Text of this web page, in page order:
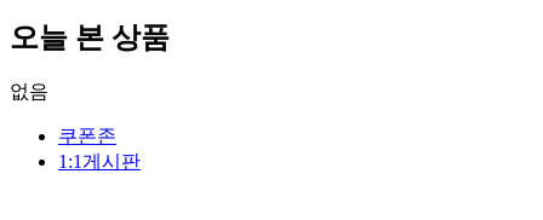
오늘 본 상품
없음
쿠폰존
1:1게시판